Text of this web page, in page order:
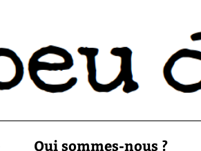
Qui sommes-nous ?